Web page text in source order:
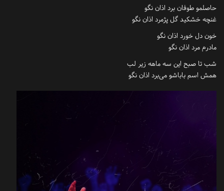
حاصلمو طوفان برد اذان نگو
غنچه خشکید گل پژمرد اذان نگو
خون دل خورد اذان نگو
مادرم مرد اذان نگو
شب تا صبح این سه ماهه زیر لب
همش اسم باباشو می‌برد اذان نگو